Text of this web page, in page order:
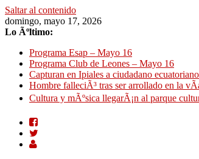
Saltar al contenido
domingo, mayo 17, 2026
Lo Ãºltimo:
Programa Esap – Mayo 16
Programa Club de Leones – Mayo 16
Capturan en Ipiales a ciudadano
Hombre falleciÃ³ tras ser arrollado en la
Cultura y mÃºsica llegarÃ¡n al parque